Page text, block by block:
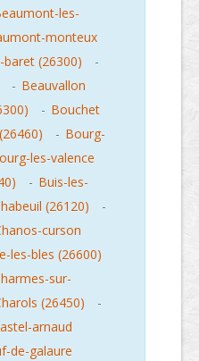
les-
monteux
baret (26300)
-
- Beauvallon
- Bouchet
- Bourg-
les-valence
- Buis-les-
(26120)
-
curson
les-bles (26600)
sur-
(26450)
-
arnaud
de-galaure